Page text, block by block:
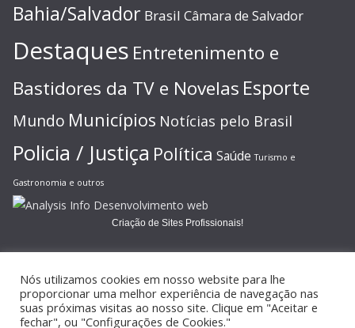
Bahia/Salvador Brasil Câmara de Salvador
Destaques Entretenimento e
Bastidores da TV e Novelas Esporte
Mundo Municípios Notícias pelo Brasil
Policia / Justiça Política Saúde Turismo e
Gastronomia e outros
Criação de Sites Profissionais!
Copyright © 2026JORNAL GAZETA ONLINE
Nós utilizamos cookies em nosso website para lhe
proporcionar uma melhor experiência de navegação nas
suas próximas visitas ao nosso site. Clique em "Aceitar e
fechar", ou "Configurações de Cookies."